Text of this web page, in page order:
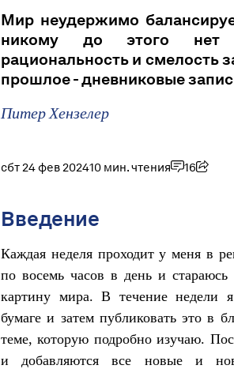
Мир неудержимо
никому до этого нет
рациональность и смелость
прошлое - дневниковые
Питер Хензелер
сбт 24 фев 202410 мин. чтения 16
Введение
Каждая неделя проходит у меня в
по восемь часов в день и
картину мира. В течение недели
бумаге и затем публиковать это в
теме, которую подробно изучаю.
и добавляются все новые и